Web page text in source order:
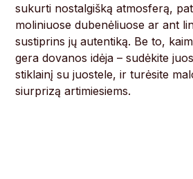
sukurti nostalgišką atmosferą,
moliniuose dubenėliuose ar ant
sustiprins jų autentiką. Be to,
gera dovanos idėja – sudėkite
stiklainį su juostele, ir turėsite
siurprizą artimiesiems.